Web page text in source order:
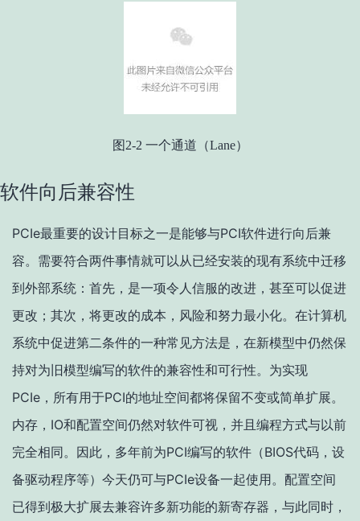
图2-2 一个通道（Lane）
软件向后兼容性
PCIe最重要的设计目标之一是能够与PCI软件进行向后兼
容。需要符合两件事情就可以从已经安装的现有系统中迁移
到外部系统：首先，是一项令人信服的改进，甚至可以促进
更改；其次，将更改的成本，风险和努力最小化。在计算机
系统中促进第二条件的一种常见方法是，在新模型中仍然保
持对为旧模型编写的软件的兼容性和可行性。为实现
PCIe，所有用于PCI的地址空间都将保留不变或简单扩展。
内存，IO和配置空间仍然对软件可视，并且编程方式与以前
完全相同。因此，多年前为PCI编写的软件（BIOS代码，设
备驱动程序等）今天仍可与PCIe设备一起使用。配置空间
已得到极大扩展去兼容许多新功能的新寄存器，与此同时，